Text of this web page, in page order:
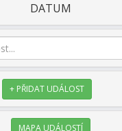
DATUM
+ PŘIDAT UDÁLOST
MAPA UDÁLOSTÍ